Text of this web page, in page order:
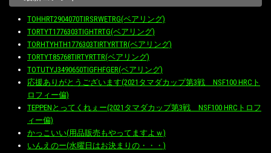
TOHHRT2904070TIRSRWETRG(ベアリング)
TORTYT1776303TIGHTRTG(ベアリング)
TORHTYHTH1776303TIRTYRTTR(ベアリング)
TORTYT85768TIRTYRTTR(ベアリング)
TOTUTYJ3490650TIGFHFGER(ベアリング)
応援ありがとうございます(2021タマダカップ第3戦 NSF100 HRCト
ロフィー偏)
TEPPENとってくれぇー(2021タマダカップ第3戦 NSF100 HRCトロフ
ィー偏)
かっこいい(用品販売もやってますよｗ)
いんえのー(水曜日はお決まりの・・・)